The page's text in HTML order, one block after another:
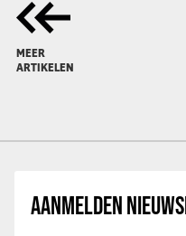
MEER
ARTIKELEN
AANMELDEN